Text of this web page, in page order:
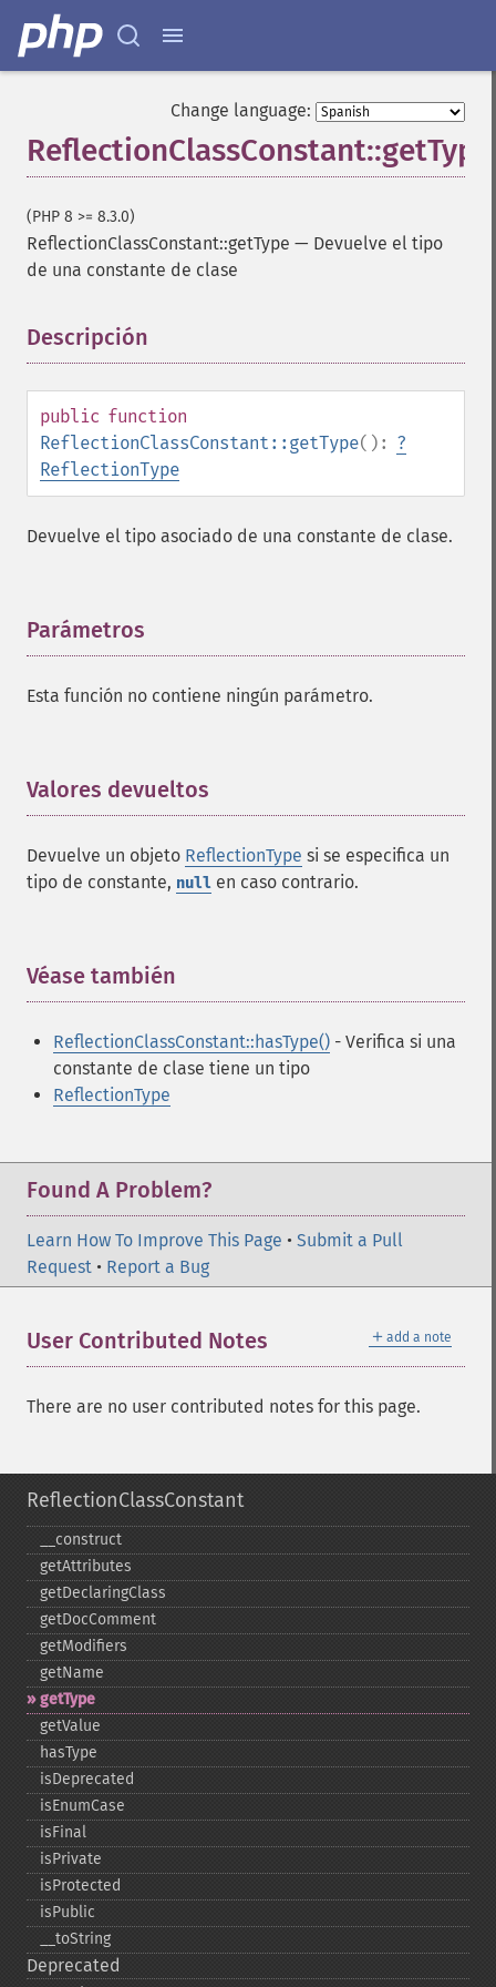
Change language:
ReflectionClassConstant::getType
(PHP 8 >= 8.3.0)
ReflectionClassConstant::getType — Devuelve el tipo
de una constante de clase
Descripción
public function
ReflectionClassConstant::getType(): ?
ReflectionType
Devuelve el tipo asociado de una constante de clase.
Parámetros
Esta función no contiene ningún parámetro.
Valores devueltos
Devuelve un objeto ReflectionType si se especifica un
tipo de constante, null en caso contrario.
Véase también
ReflectionClassConstant::hasType() - Verifica si una
constante de clase tiene un tipo
ReflectionType
Found A Problem?
Learn How To Improve This Page • Submit a Pull
Request • Report a Bug
＋ add a note
User Contributed Notes
There are no user contributed notes for this page.
ReflectionClassConstant
_​_​construct
getAttributes
getDeclaringClass
getDocComment
getModifiers
getName
getType
getValue
hasType
isDeprecated
isEnumCase
isFinal
isPrivate
isProtected
isPublic
_​_​toString
Deprecated